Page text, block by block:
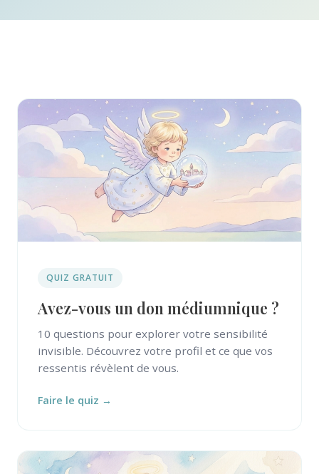
QUIZ GRATUIT
Avez-vous un don médiumnique ?
10 questions pour explorer votre sensibilité
invisible. Découvrez votre profil et ce que vos
ressentis révèlent de vous.
Faire le quiz →